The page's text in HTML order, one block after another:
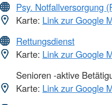
Psy. Notfallversorgung
Karte: Link zur Google
Rettungsdienst
Karte: Link zur Google
Senioren -aktive
Karte: Link zur Google